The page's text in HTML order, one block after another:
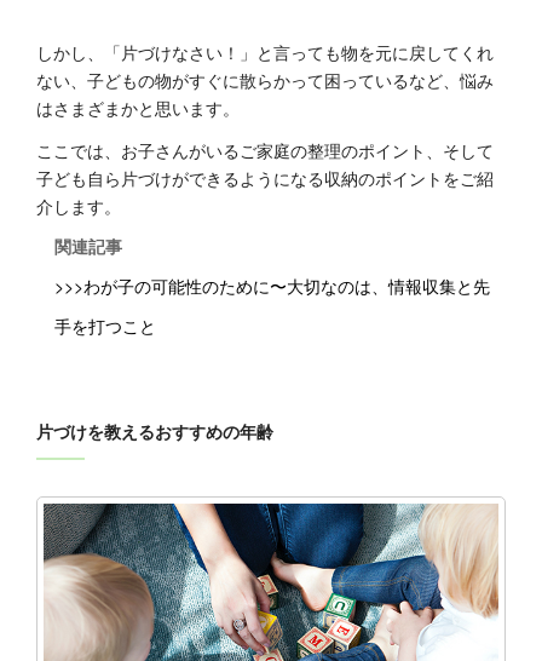
しかし、「片づけなさい！」と言っても物を元に戻してくれ
ない、子どもの物がすぐに散らかって困っているなど、悩み
はさまざまかと思います。
ここでは、お子さんがいるご家庭の整理のポイント、そして
子ども自ら片づけができるようになる収納のポイントをご紹
介します。
関連記事
>>>わが子の可能性のために〜大切なのは、情報収集と先
手を打つこと
片づけを教えるおすすめの年齢